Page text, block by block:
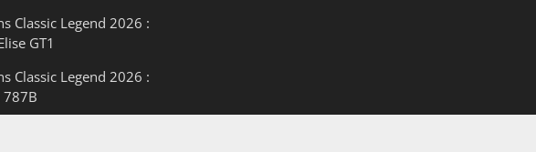
Classic Legend 2026 :
GT1
Classic Legend 2026 :
787B